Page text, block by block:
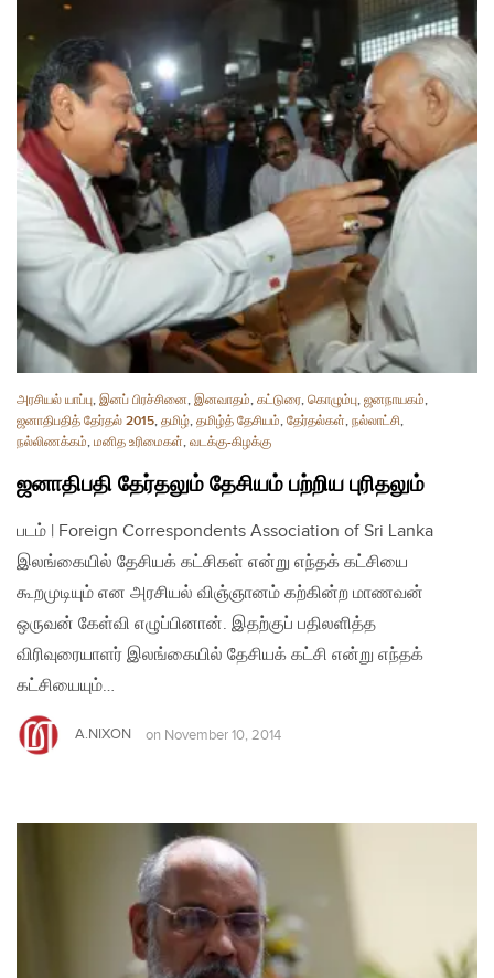
அரசியல் யாப்பு, இனப் பிரச்சினை, இனவாதம், கட்டுரை, கொழும்பு, ஜனநாயகம்,
ஜனாதிபதித் தேர்தல் 2015, தமிழ், தமிழ்த் தேசியம், தேர்தல்கள், நல்லாட்சி,
நல்லிணக்கம், மனித உரிமைகள், வடக்கு-கிழக்கு
ஜனாதிபதி தேர்தலும் தேசியம் பற்றிய புரிதலும்
படம் | Foreign Correspondents Association of Sri Lanka
இலங்கையில் தேசியக் கட்சிகள் என்று எந்தக் கட்சியை
கூறமுடியும் என அரசியல் விஞ்ஞானம் கற்கின்ற மாணவன்
ஒருவன் கேள்வி எழுப்பினான். இதற்குப் பதிலளித்த
விரிவுரையாளர் இலங்கையில் தேசியக் கட்சி என்று எந்தக்
கட்சியையும்…
A.NIXON on November 10, 2014